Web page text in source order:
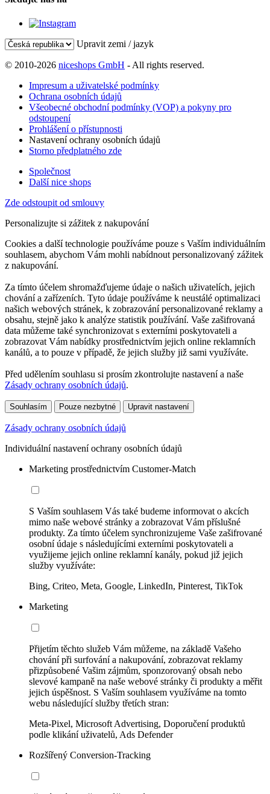
Upravit zemi / jazyk
© 2010-2026 niceshops GmbH - All rights reserved.
Impresum a uživatelské podmínky
Ochrana osobních údajů
Všeobecné obchodní podmínky (VOP) a pokyny pro
odstoupení
Prohlášení o přístupnosti
Nastavení ochrany osobních údajů
Storno předplatného zde
Společnost
Další nice shops
Zde odstoupit od smlouvy
Personalizujte si zážitek z nakupování
Cookies a další technologie používáme pouze s Vaším individuálním
souhlasem, abychom Vám mohli nabídnout personalizovaný zážitek
z nakupování.
Za tímto účelem shromažďujeme údaje o našich uživatelích, jejich
chování a zařízeních. Tyto údaje používáme k neustálé optimalizaci
našich webových stránek, k zobrazování personalizované reklamy a
obsahu, stejně jako k analýze statistik používání. Vaše zašifrovaná
data můžeme také synchronizovat s externími poskytovateli a
zobrazovat Vám nabídky prostřednictvím jejich online reklamních
kanálů, a to pouze v případě, že jejich služby již sami využíváte.
Před udělením souhlasu si prosím zkontrolujte nastavení a naše
Zásady ochrany osobních údajů.
Souhlasím Pouze nezbytné Upravit nastavení
Zásady ochrany osobních údajů
Individuální nastavení ochrany osobních údajů
Marketing prostřednictvím Customer-Match
S Vaším souhlasem Vás také budeme informovat o akcích
mimo naše webové stránky a zobrazovat Vám příslušné
produkty. Za tímto účelem synchronizujeme Vaše zašifrované
osobní údaje s následujícími externími poskytovateli a
využijeme jejich online reklamní kanály, pokud již jejich
služby využíváte:
Bing, Criteo, Meta, Google, LinkedIn, Pinterest, TikTok
Marketing
Přijetím těchto služeb Vám můžeme, na základě Vašeho
chování při surfování a nakupování, zobrazovat reklamy
přizpůsobené Vašim zájmům, sponzorovaný obsah nebo
slevové kampaně na naše webové stránky či produkty a měřit
jejich úspěšnost. S Vaším souhlasem využíváme na tomto
webu následující služby třetích stran:
Meta-Pixel, Microsoft Advertising, Doporučení produktů
podle klikání uživatelů, Ads Defender
Rozšířený Conversion-Tracking